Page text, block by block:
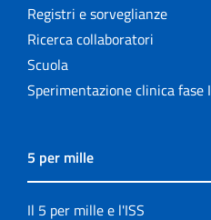
Registri e sorveglianze
Ricerca collaboratori
Scuola
Sperimentazione clinica fase I
5 per mille
Il 5 per mille e l'ISS